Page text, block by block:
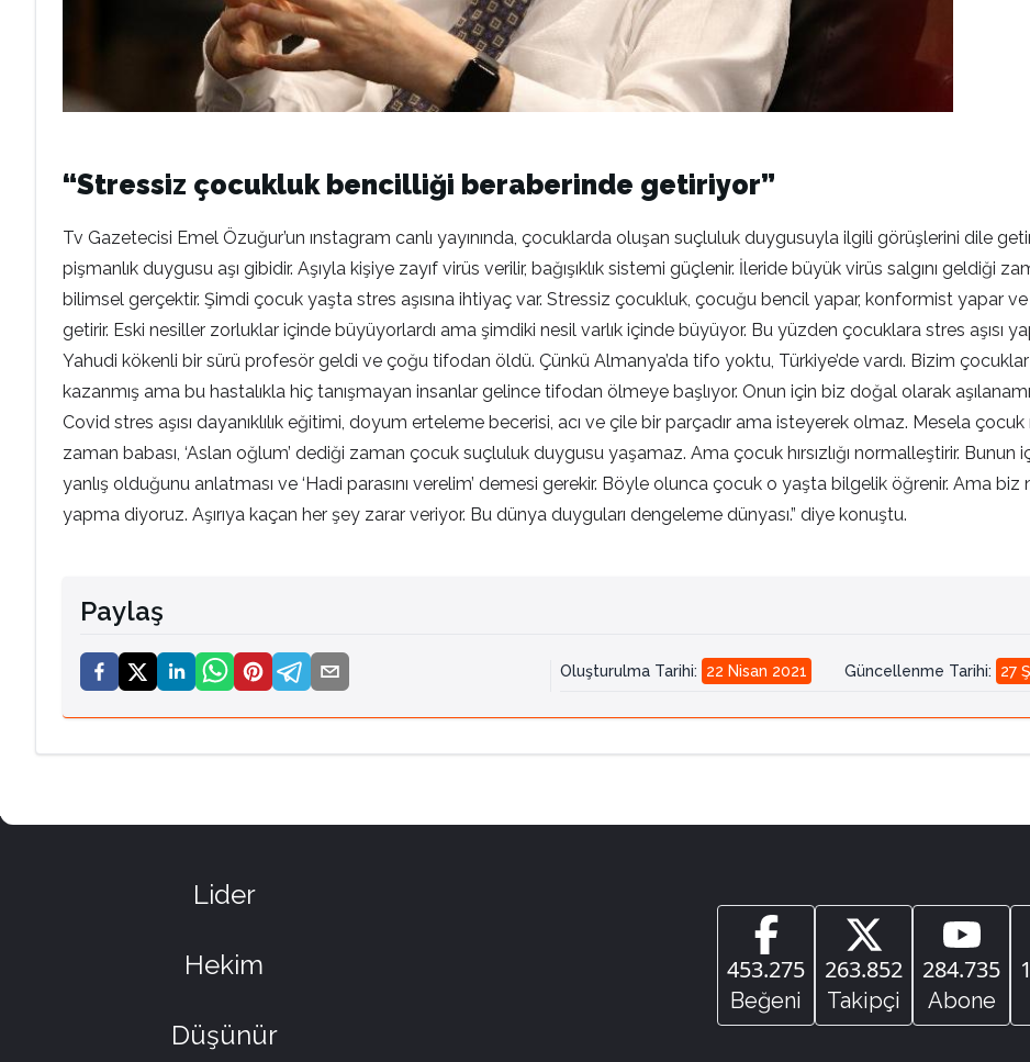
“Stressiz çocukluk bencilliği beraberinde getiriyor”
Tv Gazetecisi Emel Özuğur’un ınstagram canlı yayınında, çocuklarda oluşan suçluluk duygusuyla ilgili görüşlerini dile
pişmanlık duygusu aşı gibidir. Aşıyla kişiye zayıf virüs verilir, bağışıklık sistemi güçlenir. İleride büyük virüs salgını geldiği
bilimsel gerçektir. Şimdi çocuk yaşta stres aşısına ihtiyaç var. Stressiz çocukluk, çocuğu bencil yapar, konformist yapar ve
getirir. Eski nesiller zorluklar içinde büyüyorlardı ama şimdiki nesil varlık içinde büyüyor. Bu yüzden çocuklara stres aşısı
Yahudi kökenli bir sürü profesör geldi ve çoğu tifodan öldü. Çünkü Almanya’da tifo yoktu, Türkiye’de vardı. Bizim
kazanmış ama bu hastalıkla hiç tanışmayan insanlar gelince tifodan ölmeye başlıyor. Onun için biz doğal olarak
Covid stres aşısı dayanıklılık eğitimi, doyum erteleme becerisi, acı ve çile bir parçadır ama isteyerek olmaz. Mesela
zaman babası, ‘Aslan oğlum’ dediği zaman çocuk suçluluk duygusu yaşamaz. Ama çocuk hırsızlığı normalleştirir. Bunun
yanlış olduğunu anlatması ve ‘Hadi parasını verelim’ demesi gerekir. Böyle olunca çocuk o yaşta bilgelik öğrenir. Ama
yapma diyoruz. Aşırıya kaçan her şey zarar veriyor. Bu dünya duyguları dengeleme dünyası.” diye konuştu.
Paylaş
Oluşturulma Tarihi: 22 Nisan 2021 Güncellenme Tarihi: 27
Lider
Hekim
Düşünür
453.275
Beğeni
263.852
Takipçi
284.735
Abone